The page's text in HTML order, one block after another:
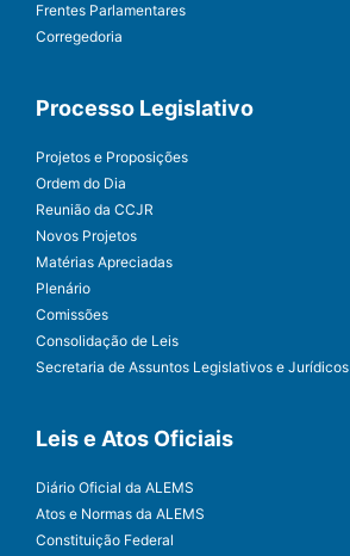
Frentes Parlamentares
Corregedoria
Processo Legislativo
Projetos e Proposições
Ordem do Dia
Reunião da CCJR
Novos Projetos
Matérias Apreciadas
Plenário
Comissões
Consolidação de Leis
Secretaria de Assuntos Legislativos e Jurídicos
Leis e Atos Oficiais
Diário Oficial da ALEMS
Atos e Normas da ALEMS
Constituição Federal